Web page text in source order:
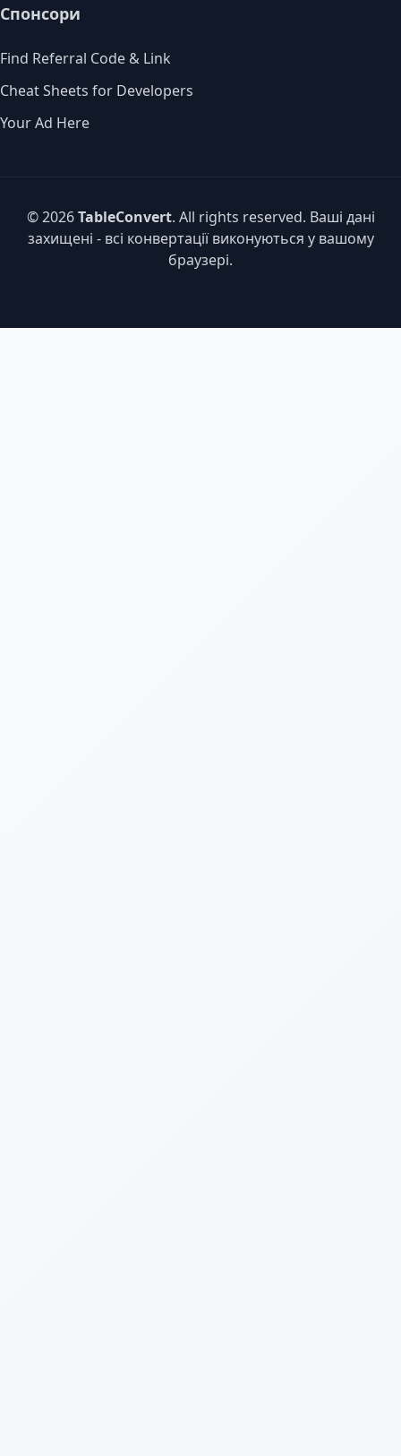
Спонсори
Find Referral Code & Link
Cheat Sheets for Developers
Your Ad Here
© 2026TableConvert. All rights reserved. Ваші дані
захищені - всі конвертації виконуються у вашому
браузері.